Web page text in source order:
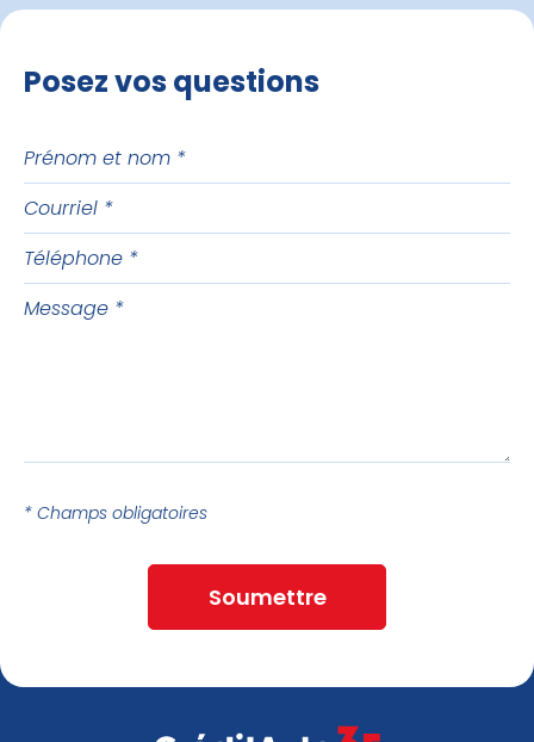
Posez vos questions
Prénom
nom
Courriel
Téléphone
Message
* Champs obligatoires
Soumettre